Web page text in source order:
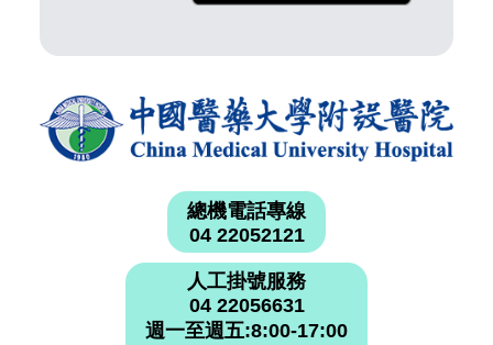
總機電話專線
04 22052121
人工掛號服務
04 22056631
週一至週五:8:00-17:00